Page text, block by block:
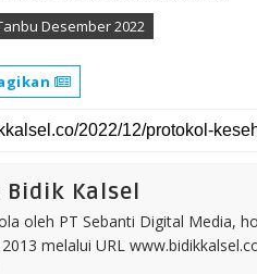
Desember 2022
Bidik Kalsel
oleh PT Sebanti Digital Media,
melalui URL